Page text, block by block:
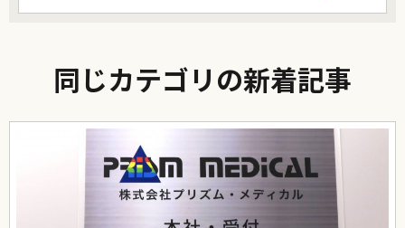
同じカテゴリの新着記事